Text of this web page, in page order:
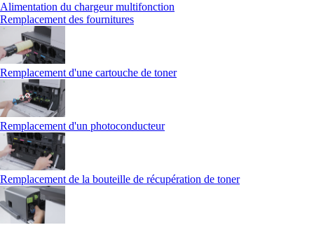
Alimentation du chargeur multifonction
Remplacement des fournitures
Remplacement d'une cartouche de toner
Remplacement d'un photoconducteur
Remplacement de la bouteille de récupération de toner